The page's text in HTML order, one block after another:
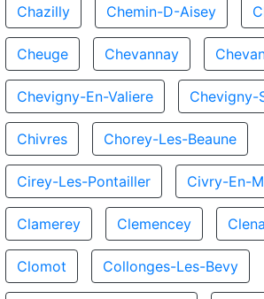
Chazilly Chemin-D-Aisey
Cheuge Chevannay
Chevigny-En-Valiere Chevigny-
Chivres Chorey-Les-Beaune
Cirey-Les-Pontailler Civry-En-
Clamerey Clemencey
Clomot Collonges-Les-Bevy